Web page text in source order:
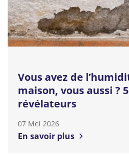
Vous avez de
maison, vous aussi ?
révélateurs
07 Mei 2026
En savoir plus